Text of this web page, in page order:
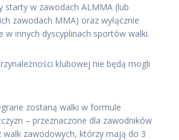
starty w zawodach ALMMA (lub
zawodach MMA) oraz wyłącznie
w innych dyscyplinach sportów walki.
klubowej nie będą mogli
zostaną walki w formule
– przeznaczone dla zawodników
walk zawodowych, którzy mają do 3